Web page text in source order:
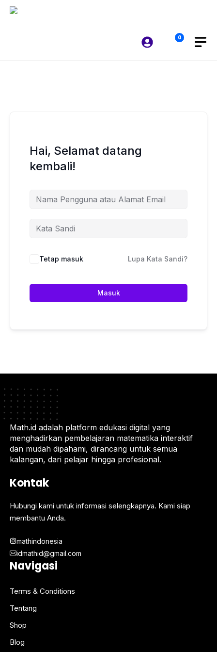
Langsung
0
Hai, Selamat datang
kembali!
Tetap masuk Lupa Kata Sandi?
Masuk
Math.id adalah platform edukasi digital yang
menghadirkan pembelajaran matematika interaktif
dan mudah dipahami, dirancang untuk semua
kalangan, dari pelajar hingga profesional.
Kontak
Hubungi kami untuk informasi selengkapnya. Kami siap
membantu Anda.
mathindonesia
idmathid@gmail.com
Navigasi
Terms & Conditions
Tentang
Shop
Blog